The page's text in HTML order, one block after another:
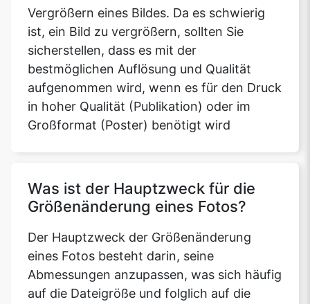
Vergrößern eines Bildes. Da es schwierig
ist, ein Bild zu vergrößern, sollten Sie
sicherstellen, dass es mit der
bestmöglichen Auflösung und Qualität
aufgenommen wird, wenn es für den Druck
in hoher Qualität (Publikation) oder im
Großformat (Poster) benötigt wird
Was ist der Hauptzweck für die
Größenänderung eines Fotos?
Der Hauptzweck der Größenänderung
eines Fotos besteht darin, seine
Abmessungen anzupassen, was sich häufig
auf die Dateigröße und folglich auf die